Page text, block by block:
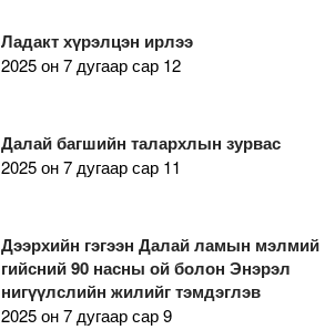
Ладакт хүрэлцэн ирлээ
2025 он 7 дугаар сар 12
Далай багшийн талархлын зурвас
2025 он 7 дугаар сар 11
Дээрхийн гэгээн Далай ламын мэлмий
гийсний 90 насны ой болон Энэрэл
нигүүлслийн жилийг тэмдэглэв
2025 он 7 дугаар сар 9